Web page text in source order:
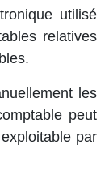
utilisé
relatives
les
peut
par